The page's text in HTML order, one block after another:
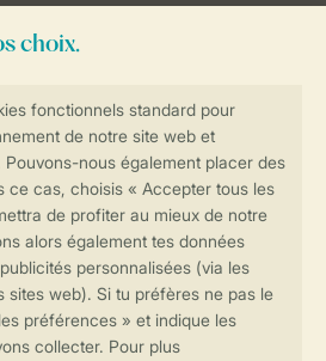
rapides et sécurisées
des données
.